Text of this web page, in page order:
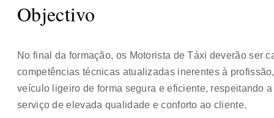
Objectivo
No final da formação, os Motorista de Táxi deverão ser
competências técnicas atualizadas inerentes à
veículo ligeiro de forma segura e eficiente, respeitando
serviço de elevada qualidade e conforto ao cliente.